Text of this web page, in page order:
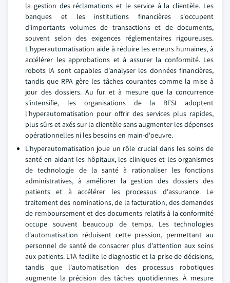
la gestion des réclamations et le service à la clientèle. Les
banques et les institutions financières s'occupent
d'importants volumes de transactions et de documents,
souvent selon des exigences réglementaires rigoureuses.
L'hyperautomatisation aide à réduire les erreurs humaines, à
accélérer les approbations et à assurer la conformité. Les
robots IA sont capables d'analyser les données financières,
tandis que RPA gère les tâches courantes comme la mise à
jour des dossiers. Au fur et à mesure que la concurrence
s'intensifie, les organisations de la BFSI adoptent
l'hyperautomatisation pour offrir des services plus rapides,
plus sûrs et axés sur la clientèle sans augmenter les dépenses
opérationnelles ni les besoins en main-d'oeuvre.
L'hyperautomatisation joue un rôle crucial dans les soins de
santé en aidant les hôpitaux, les cliniques et les organismes
de technologie de la santé à rationaliser les fonctions
administratives, à améliorer la gestion des dossiers des
patients et à accélérer les processus d'assurance. Le
traitement des nominations, de la facturation, des demandes
de remboursement et des documents relatifs à la conformité
occupe souvent beaucoup de temps. Les technologies
d'automatisation réduisent cette pression, permettant au
personnel de santé de consacrer plus d'attention aux soins
aux patients. L'IA facilite le diagnostic et la prise de décisions,
tandis que l'automatisation des processus robotiques
augmente la précision des tâches quotidiennes. À mesure